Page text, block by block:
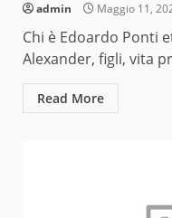
admin Maggio 11,
Chi è Edoardo Ponti
Alexander, figli, vita
Read More